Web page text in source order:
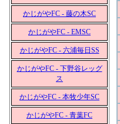
かじがやFC - 藤の木SC
かじがやFC - EMSC
かじがやFC - 六浦毎日SS
かじがやFC - 下野谷レッグ
ス
かじがやFC - 本牧少年SC
かじがやFC - 青葉FC